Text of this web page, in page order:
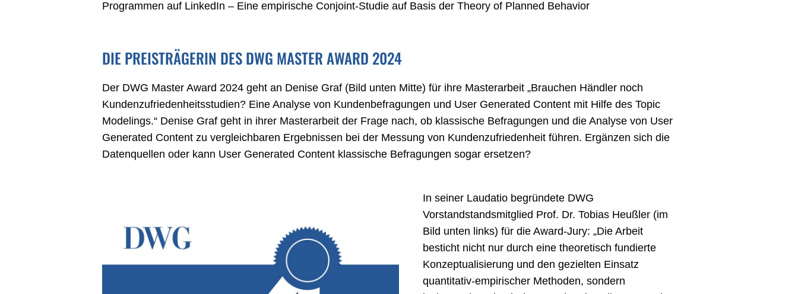
Programmen auf LinkedIn – Eine empirische Conjoint-Studie auf Basis der Theory of Planned Behavior
DIE PREISTRÄGERIN DES DWG MASTER AWARD 2024
Der DWG Master Award 2024 geht an Denise Graf (Bild unten Mitte) für ihre Master­arbeit „Brauchen Händler noch
Kundenzufriedenheitsstudien? Eine Analyse von Kun­denbefragungen und User Generated Content mit Hilfe des Topic
Modelings.“ Denise Graf geht in ihrer Masterarbeit der Frage nach, ob klassische Befragungen und die Analyse von User
Generated Content zu vergleichbaren Ergebnissen bei der Mes­sung von Kundenzufriedenheit führen. Ergänzen sich die
Datenquellen oder kann User Generated Content klassische Befragungen sogar ersetzen?
In seiner Laudatio begründete DWG
Vorstandstandsmitglied Prof. Dr. Tobias Heußler (im
Bild unten links) für die Award-Jury: „Die Arbeit
besticht nicht nur durch eine theore­tisch fundierte
Konzeptualisierung und den gezielten Einsatz
quantitativ-empirischer Metho­den, sondern